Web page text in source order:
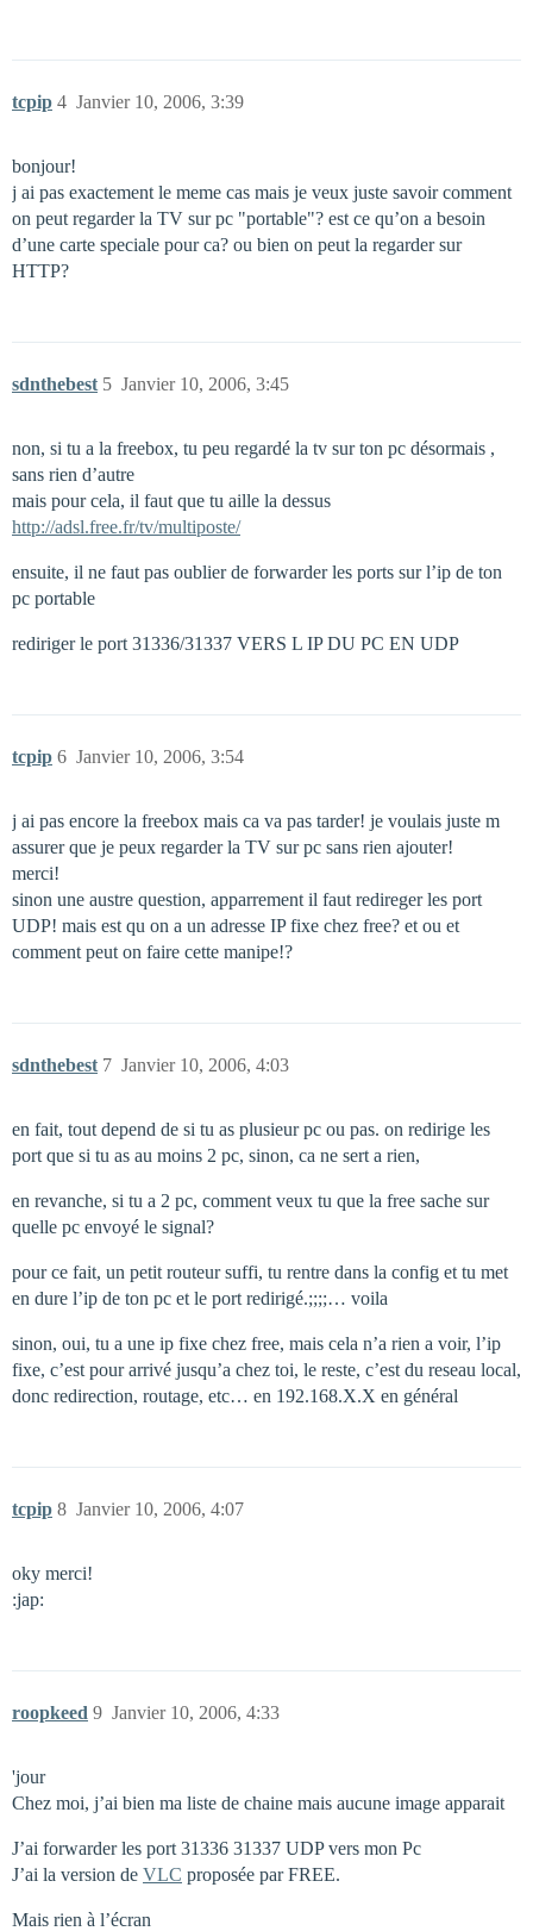
tcpip Janvier 10, 2006, 3:39
4
bonjour!
j ai pas exactement le meme cas mais je veux juste savoir comment
on peut regarder la TV sur pc "portable"? est ce qu’on a besoin
d’une carte speciale pour ca? ou bien on peut la regarder sur
HTTP?
sdnthebest Janvier 10, 2006, 3:45
5
non, si tu a la freebox, tu peu regardé la tv sur ton pc désormais ,
sans rien d’autre
mais pour cela, il faut que tu aille la dessus
http://adsl.free.fr/tv/multiposte/
ensuite, il ne faut pas oublier de forwarder les ports sur l’ip de ton
pc portable
rediriger le port 31336/31337 VERS L IP DU PC EN UDP
tcpip Janvier 10, 2006, 3:54
6
j ai pas encore la freebox mais ca va pas tarder! je voulais juste m
assurer que je peux regarder la TV sur pc sans rien ajouter!
merci!
sinon une austre question, apparrement il faut redireger les port
UDP! mais est qu on a un adresse IP fixe chez free? et ou et
comment peut on faire cette manipe!?
sdnthebest Janvier 10, 2006, 4:03
7
en fait, tout depend de si tu as plusieur pc ou pas. on redirige les
port que si tu as au moins 2 pc, sinon, ca ne sert a rien,
en revanche, si tu a 2 pc, comment veux tu que la free sache sur
quelle pc envoyé le signal?
pour ce fait, un petit routeur suffi, tu rentre dans la config et tu met
en dure l’ip de ton pc et le port redirigé.;;;;… voila
sinon, oui, tu a une ip fixe chez free, mais cela n’a rien a voir, l’ip
fixe, c’est pour arrivé jusqu’a chez toi, le reste, c’est du reseau local,
donc redirection, routage, etc… en 192.168.X.X en général
tcpip Janvier 10, 2006, 4:07
8
oky merci!
:jap:
roopkeed Janvier 10, 2006, 4:33
9
'jour
Chez moi, j’ai bien ma liste de chaine mais aucune image apparait
J’ai forwarder les port 31336 31337 UDP vers mon Pc
J’ai la version de VLC proposée par FREE.
Mais rien à l’écran